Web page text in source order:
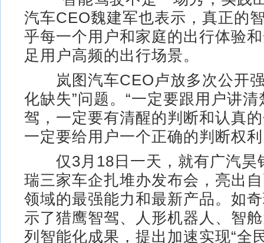
汽车CEO魏建军也表示，真正的
乎每一个用户和家庭的出行体验
足用户高频的出行场景。
岚图汽车CEO卢放多次公开强
化缺失”问题。“一定要跟用户讲
驾，一定要有清醒的判断和认真
一定要给用户一个正确的判断权利
仅3月18日一天，就有广汽昊
瑞三家车企扎堆办发布会，亮出
领域的最强能力和最新产品。如
示了猎鹰智驾、人形机器人、智
列智能化成果，提出加速实现“全